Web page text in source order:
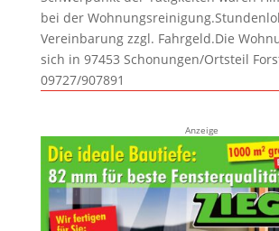
bei der
Vereinbarung zzgl. Fahrgeld.Die
sich in 97453 Schonungen/Ortsteil
09727/907891
Anzeige